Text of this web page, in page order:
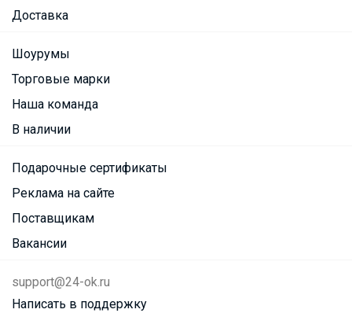
Доставка
Шоурумы
Торговые марки
Наша команда
В наличии
Подарочные сертификаты
Реклама на сайте
Поставщикам
Вакансии
support@24-ok.ru
Написать в поддержку